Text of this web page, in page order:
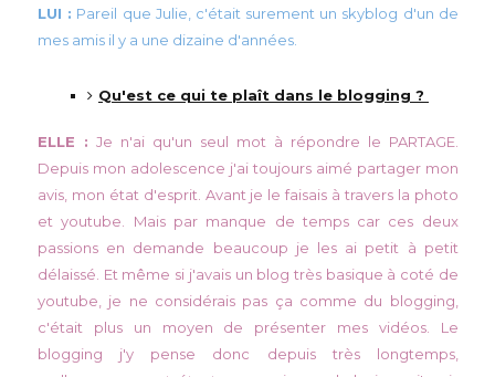
LUI : Pareil que Julie, c'était surement un skyblog d'un de
mes amis il y a une dizaine d'années.
Qu'est ce qui te plaît dans le blogging ?
ELLE : Je n'ai qu'un seul mot à répondre le PARTAGE.
Depuis mon adolescence j'ai toujours aimé partager mon
avis, mon état d'esprit. Avant je le faisais à travers la photo
et youtube. Mais par manque de temps car ces deux
passions en demande beaucoup je les ai petit à petit
délaissé. Et même si j'avais un blog très basique à coté de
youtube, je ne considérais pas ça comme du blogging,
c'était plus un moyen de présenter mes vidéos. Le
blogging j'y pense donc depuis très longtemps,